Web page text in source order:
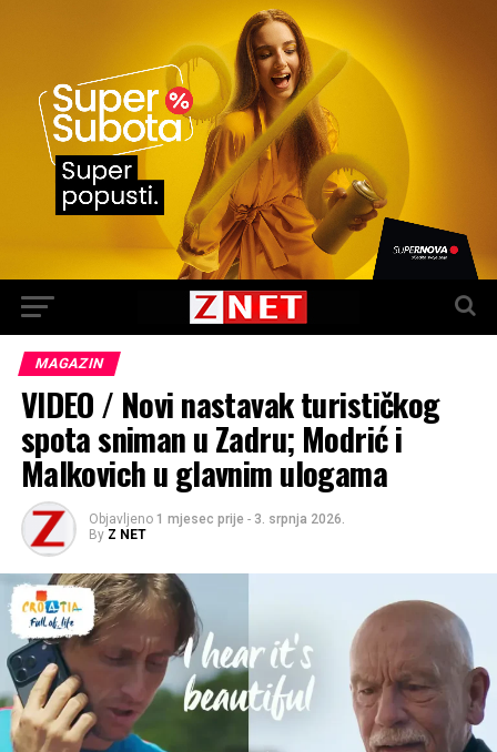
MAGAZIN
VIDEO / Novi nastavak turističkog
spota sniman u Zadru; Modrić i
Malkovich u glavnim ulogama
Objavljeno 1 mjesec prije - 3. srpnja 2026.
By Z NET